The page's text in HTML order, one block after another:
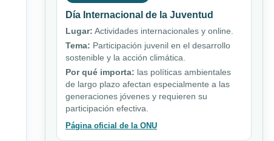
Día Internacional de la Juventud
Lugar: Actividades internacionales y online.
Tema: Participación juvenil en el desarrollo
sostenible y la acción climática.
Por qué importa: las políticas ambientales
de largo plazo afectan especialmente a las
generaciones jóvenes y requieren su
participación efectiva.
Página oficial de la ONU